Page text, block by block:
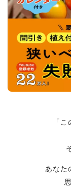
「
あなた